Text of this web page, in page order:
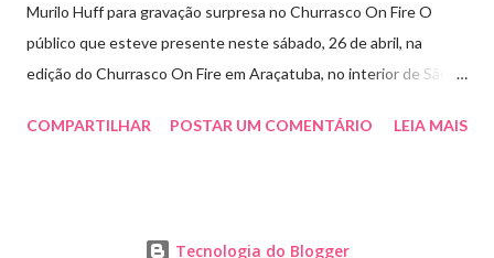
Murilo Huff para gravação surpresa no Churrasco On Fire O
público que esteve presente neste sábado, 26 de abril, na
edição do Churrasco On Fire em Araçatuba, no interior de São
Huff subiu ao palco de surpresa para gravar duas faixas ao lado
COMPARTILHAR POSTAR UM COMENTÁRIO LEIA MAIS
Tecnologia do Blogger